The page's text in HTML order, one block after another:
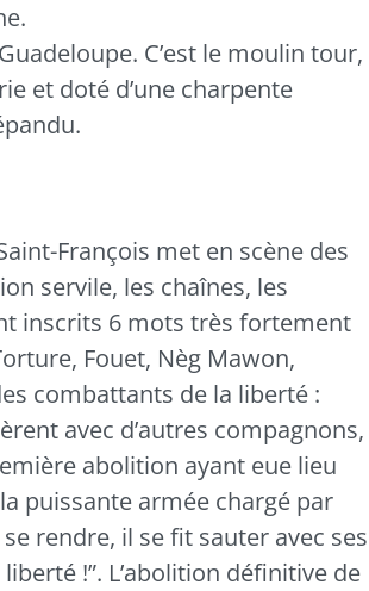
C’est le moulin tour,
et doté d’une charpente
François met en scène des
servile, les chaînes, les
inscrits 6 mots très fortement
Fouet, Nèg Mawon,
combattants de la liberté :
avec d’autres compagnons,
abolition ayant eue lieu
puissante armée chargé par
rendre, il se fit sauter avec ses
!”. L’abolition définitive de